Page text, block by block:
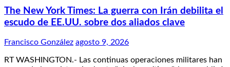
The New York Times: La guerra con Irán debilita el
escudo de EE.UU. sobre dos aliados clave
Francisco González agosto 9, 2026
RT WASHINGTON.- Las continuas operaciones militares han